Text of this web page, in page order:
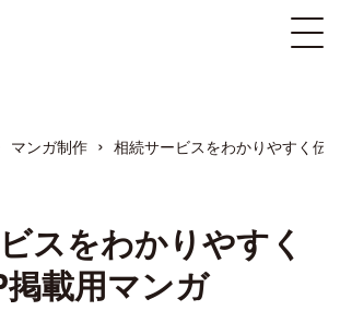
マンガ制作 › 相続サービスをわかりやすく伝
スをわかりやすく
載用マンガ